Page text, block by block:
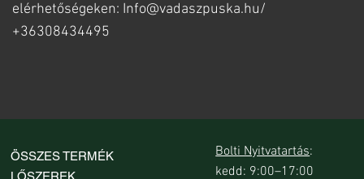
elérhetőségeken: Info@vadaszpuska.hu/
+36308434495
ÖSSZES TERMÉK
LŐSZEREK
Bolti Nyitvatartás:
kedd: 9:00–17:00